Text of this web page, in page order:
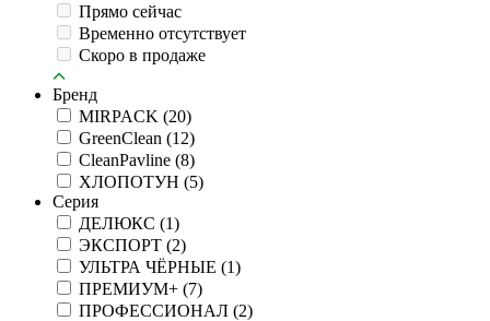
Прямо сейчас
Временно отсутствует
Скоро в продаже
Бренд
MIRPACK (20)
GreenClean (12)
CleanPavline (8)
ХЛОПОТУН (5)
Серия
ДЕЛЮКС (1)
ЭКСПОРТ (2)
УЛЬТРА ЧЁРНЫЕ (1)
ПРЕМИУМ+ (7)
ПРОФЕССИОНАЛ (2)